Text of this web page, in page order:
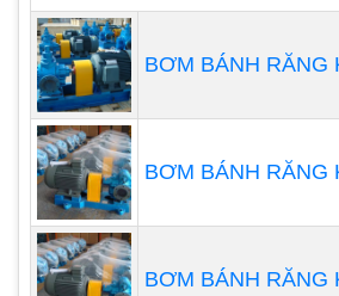
BƠM BÁNH RĂNG
BƠM BÁNH RĂNG
BƠM BÁNH RĂNG